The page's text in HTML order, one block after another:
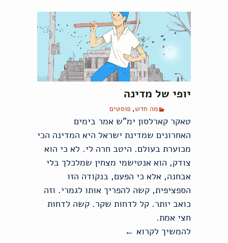
יופי של מדינה
מה חדש, פוסטים
טאקר קארלסון ימ"ש אמר בימים
האחרונים שמדינת ישראל היא המדינה הכי
מכוערת בעולם. היטב חרה לי. לא כי הוא
צודק, הוא אנטישמי מצחין שמלכלך בלי
אבחנה, אלא כי הפעם, בנקודה הזו
הספציפית, קשה להפריך אותו לגמרי. וזה
כואב יותר. קל לדחות שקר. קשה לדחות
חצי אמת.
להמשיך לקרוא יופי של מדינה
←